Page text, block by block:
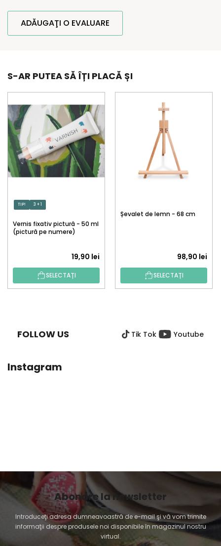
ADĂUGAŢI O EVALUARE
S-AR PUTEA SĂ ÎȚI PLACĂ ȘI
TIP! 3 + 1
Vernis fixativ pictură - 50 ml
(pictură pe numere)
19,90 lei
SELECTAȚI
Șevalet de lemn - 68 cm
98,90 lei
SELECTAȚI
FOLLOW US Tik Tok Youtube
Instagram
Abonare la newsletter
Introduceţi adresa dumneavoastră de e-mail şi vă vom trimite
informaţii despre produsele noi disponibile în magazinul nostru
virtual.